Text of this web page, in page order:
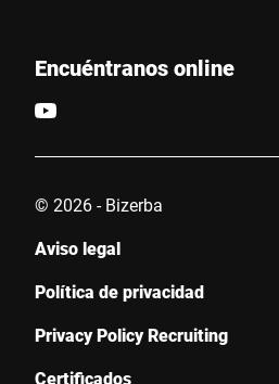
Encuéntranos online
© 2026 - Bizerba
Aviso legal
Política de privacidad
Privacy Policy Recruiting
Certificados